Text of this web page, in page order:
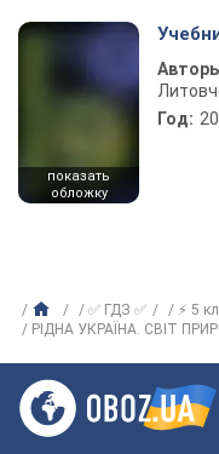
показать
обложку
Год:
✅ ГДЗ ✅ ⚡ 5
РІДНА УКРАЇНА. СВІТ